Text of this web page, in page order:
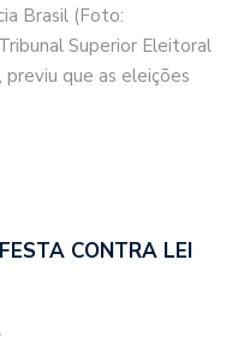
Brasil (Foto:
Superior Eleitoral
previu que as eleições
CONTRA LEI